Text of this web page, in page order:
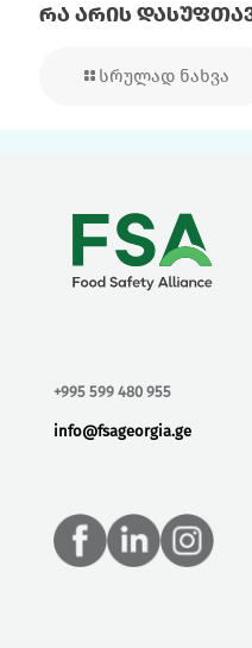
რა არის
სრულად ნახვა
+995 599 480 955
info@fsageorgia.ge